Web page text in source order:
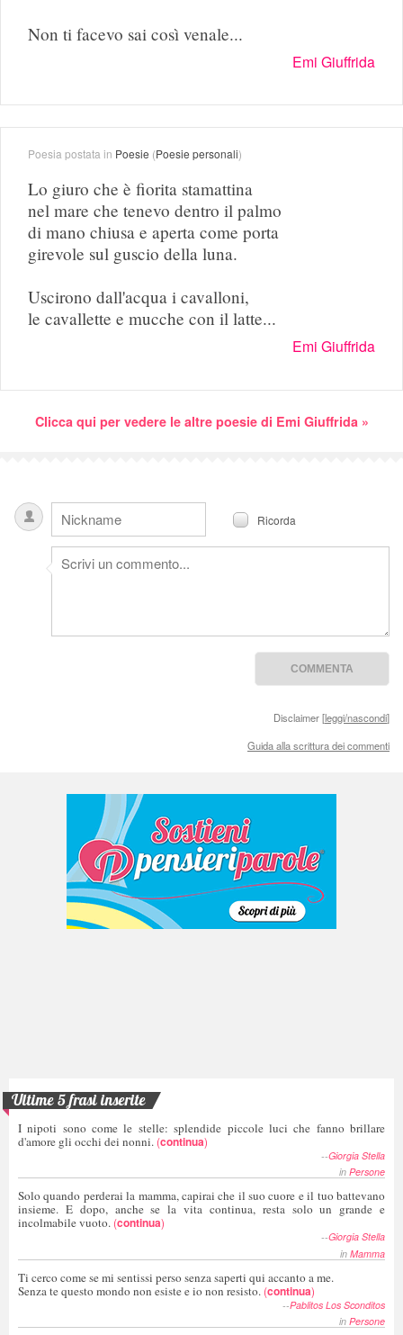
Non ti facevo sai così venale...
Emi Giuffrida
Poesia postata in Poesie (Poesie personali)
Lo giuro che è fiorita stamattina
nel mare che tenevo dentro il palmo
di mano chiusa e aperta come porta
girevole sul guscio della luna.
Uscirono dall'acqua i cavalloni,
le cavallette e mucche con il latte...
Emi Giuffrida
Clicca qui per vedere le altre poesie di Emi Giuffrida »
Ricorda
Disclaimer [leggi/nascondi]
Guida alla scrittura dei commenti
Ultime 5 frasi inserite
I nipoti sono come le stelle: splendide piccole luci che fanno brillare
d'amore gli occhi dei nonni. (continua)
--Giorgia Stella
in Persone
Solo quando perderai la mamma, capirai che il suo cuore e il tuo battevano
insieme. E dopo, anche se la vita continua, resta solo un grande e
incolmabile vuoto. (continua)
--Giorgia Stella
in Mamma
Ti cerco come se mi sentissi perso senza saperti qui accanto a me.
Senza te questo mondo non esiste e io non resisto. (continua)
--Pablitos Los Sconditos
in Persone